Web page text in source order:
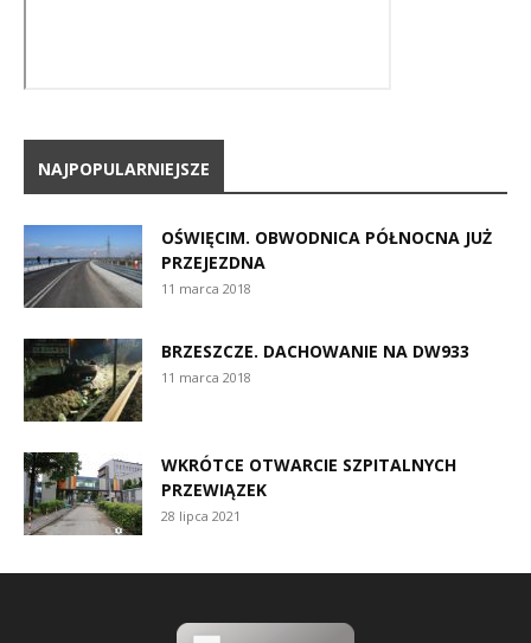
NAJPOPULARNIEJSZE
OŚWIĘCIM. OBWODNICA PÓŁNOCNA JUŻ
PRZEJEZDNA
11 marca 2018
BRZESZCZE. DACHOWANIE NA DW933
11 marca 2018
WKRÓTCE OTWARCIE SZPITALNYCH
PRZEWIĄZEK
28 lipca 2021